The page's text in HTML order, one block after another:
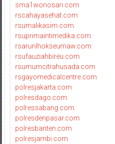
sma1wonosari.com
rscahayasehat.com
rsumalikasim.com
rsuprimaintimedika.com
rsarunlhokseumaw.com
rsufauziahbireu.com
rsumumcitrahusada.com
rsgayomedicalcentre.com
polresjakarta.com
polresdago.com
polressabang.com
polresdenpasar.com
polresbanten.com
polresjambi.com